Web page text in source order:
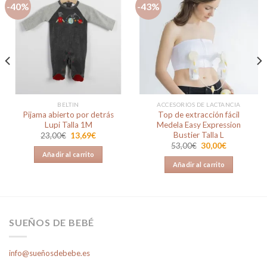
-40%
Añadir
BELTIN
Pijama abierto por detrás
Lupi Talla 1M
23,00€ El
precio
original
era:
23,00€.
13,69€El
13,69€.
Añadir al carrito
-43%
ACCESORIOS DE LACTANCIA
Top de extracción fácil
Medela Easy Expression
Bustier Talla L
53,00€ El
precio
original
era:
53,00€.
30,00€El
30,00€.
Añadir al carrito
SUEÑOS DE BEBÉ
info@sueñosdebebe.es